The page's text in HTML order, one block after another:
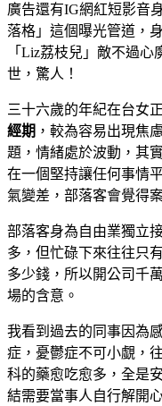
廣告還有IG網紅短影音
落格」這個曝光管道，
「Liz荔枝兒」敵不過
世，驚人！
三十六歲的年紀在台女
經期 ，較為容易出現焦
題，情緒處於波動，其
在一個堅持讓任何事情
氣變差，部落客會覺得
部落客身為自由業獨立
多，但忙碌下來往往只
多少錢，所以開公司千
場的含意。
我看到過去的同事因為
症，憂鬱症不可小覷，
科的藥愈吃愈多，全是
結需要當事人自行解開